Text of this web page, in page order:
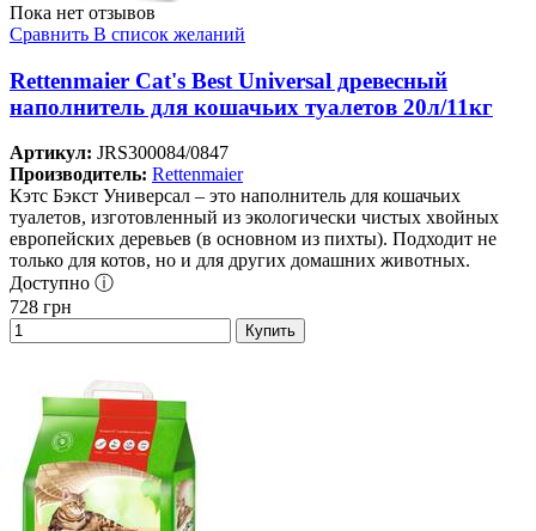
Пока нет отзывов
Сравнить В список желаний
Rettenmaier Cat's Best Universal древесный
наполнитель для кошачьих туалетов 20л/11кг
Артикул: JRS300084/0847
Производитель: Rettenmaier
Кэтс Бэкст Универсал – это наполнитель для кошачьих
туалетов, изготовленный из экологически чистых хвойных
европейских деревьев (в основном из пихты). Подходит не
только для котов, но и для других домашних животных.
Доступно ⓘ
728 грн
Купить